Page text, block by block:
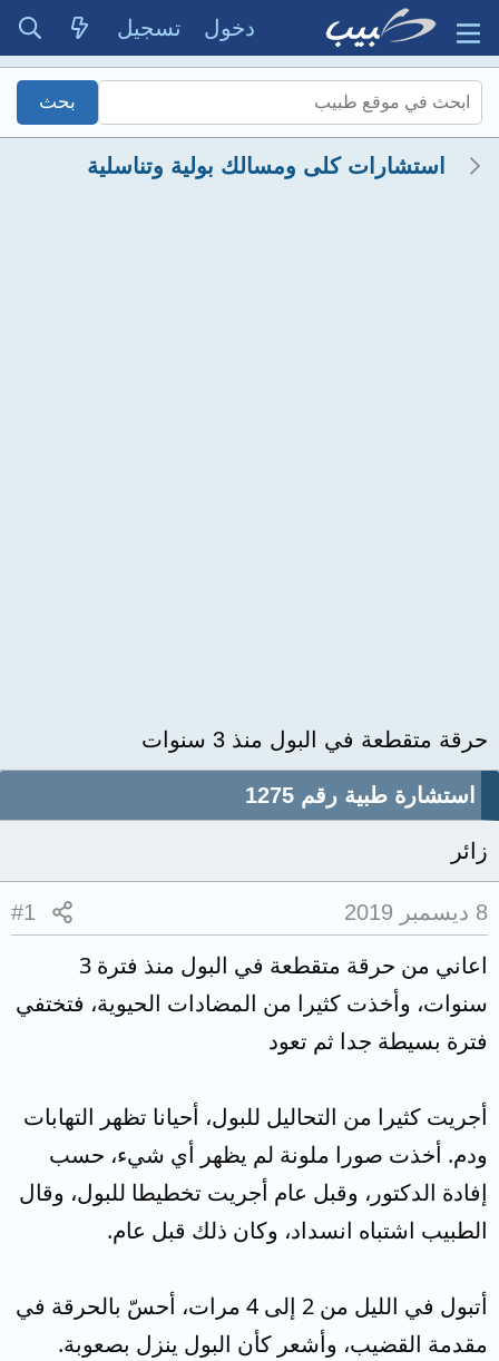
دخول تسجيل
استشارات كلى ومسالك بولية وتناسلية
حرقة متقطعة في البول منذ 3 سنوات
استشارة طبية رقم 1275
زائر
8 ديسمبر 2019 #1
اعاني من حرقة متقطعة في البول منذ فترة 3
سنوات، وأخذت كثيرا من المضادات الحيوية، فتختفي
فترة بسيطة جدا ثم تعود
أجريت كثيرا من التحاليل للبول، أحيانا تظهر التهابات
ودم. أخذت صورا ملونة لم يظهر أي شيء، حسب
إفادة الدكتور، وقبل عام أجريت تخطيطا للبول، وقال
الطبيب اشتباه انسداد، وكان ذلك قبل عام.
أتبول في الليل من 2 إلى 4 مرات، أحسّ بالحرقة في
مقدمة القضيب، وأشعر كأن البول ينزل بصعوبة.